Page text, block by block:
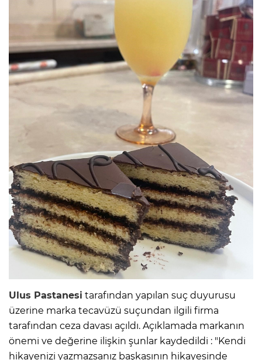
Ulus Pastanesi tarafından yapılan suç duyurusu
üzerine marka tecavüzü suçundan ilgili firma
tarafından ceza davası açıldı. Açıklamada markanın
önemi ve değerine ilişkin şunlar kaydedildi : "Kendi
hikayenizi yazmazsanız başkasının hikayesinde